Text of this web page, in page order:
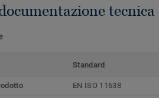
tecnica
Standard
EN ISO 11638